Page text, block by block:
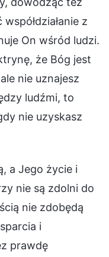
z
On wśród ludzi.
że Bóg jest
nie uznajesz
ludźmi, to
nie uzyskasz
a Jego życie i
nie są zdolni do
nie zdobędą
i
prawdę